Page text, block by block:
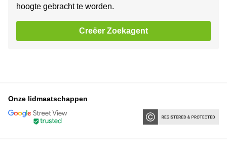
hoogte gebracht te worden.
Creëer Zoekagent
Onze lidmaatschappen